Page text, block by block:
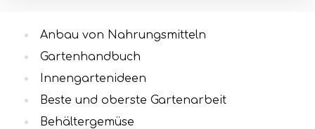
Anbau von Nahrungsmitteln
Gartenhandbuch
Innengartenideen
Beste und oberste Gartenarbeit
Behältergemüse